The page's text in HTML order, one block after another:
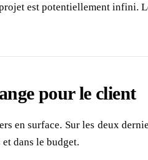
est potentiellement infini.
pour le client
en surface. Sur les deux
dans le budget.